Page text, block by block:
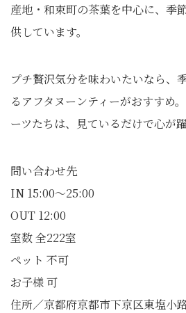
産地・和束町の茶葉を中心に、季
供しています。
プチ贅沢気分を味わいたいなら、
るアフタヌーンティーがおすすめ
ーツたちは、見ているだけで心が
問い合わせ先
IN 15:00～25:00
OUT 12:00
室数 全222室
ペット 不可
お子様 可
住所／京都府京都市下京区東塩小